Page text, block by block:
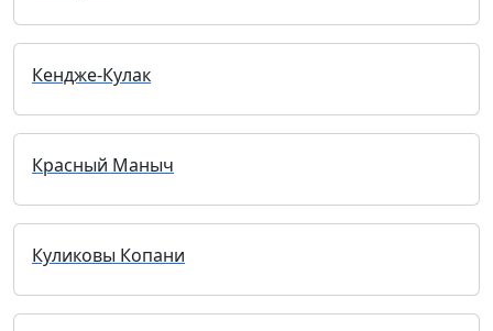
Кендже-Кулак
Красный Маныч
Куликовы Копани